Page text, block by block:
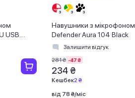
USB
Навушники з мікрофоном
Defender Aura 104 Black
Залишити відгук
281 ₴ -47 ₴
234 ₴
Кешбек2 ₴
від 78 ₴/міс